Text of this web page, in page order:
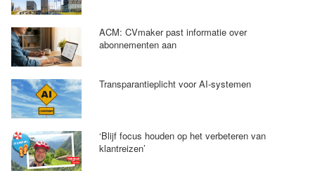
ACM: CVmaker past informatie over
abonnementen aan
Transparantieplicht voor AI-systemen
‘Blijf focus houden op het verbeteren van
klantreizen’